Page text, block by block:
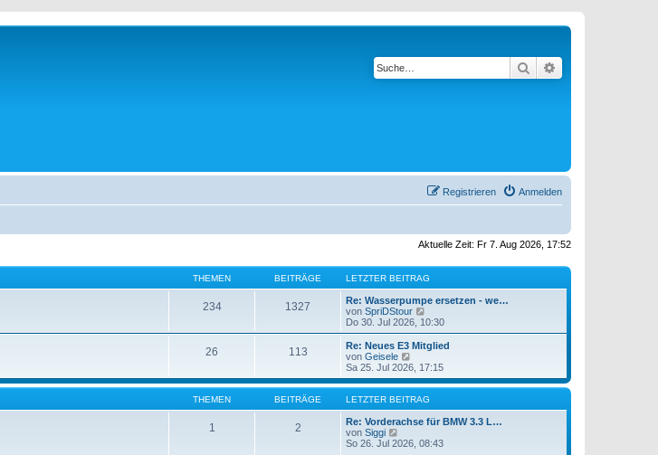
Suche
Anmelden
Registrieren
Aktuelle Zeit: Fr 7. Aug 2026, 17:52
THEMEN BEITRÄGE LETZTER BEITRAG
234 1327
Re: Wasserpumpe ersetzen - we…
von SpriDStour
e
u
e
s
t
r
B
e
i
r
Do 30. Jul 2026, 10:30
26 113
Re: Neues E3 Mitglied
von Geisele
e
u
e
s
t
e
B
Sa 25. Jul 2026, 17:15
THEMEN BEITRÄGE LETZTER BEITRAG
1 2
Re: Vorderachse für BMW 3.3 L…
von Siggi
e
So 26. Jul 2026, 08:43